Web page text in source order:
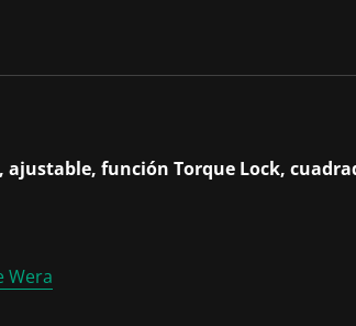
ajustable, función Torque Lock,
Wera